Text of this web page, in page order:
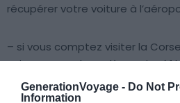
GenerationVoyage - Do Not
Information
récupérer votre voiture à
– si vous comptez visiter la
voiture, vous devez là aussi